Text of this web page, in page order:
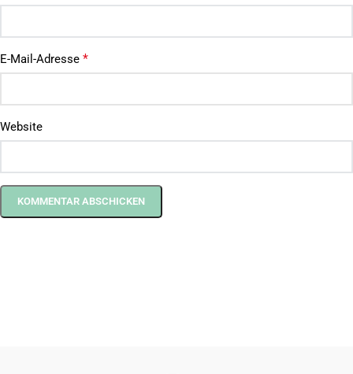
E-Mail-Adresse *
Website